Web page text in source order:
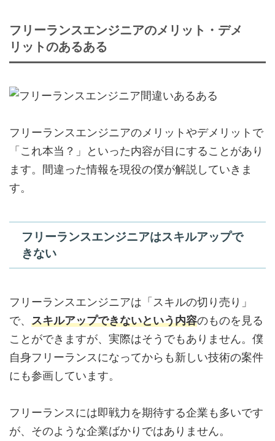
フリーランスエンジニアのメリット・デメ
リットのあるある
フリーランスエンジニアのメリットやデメリットで
「これ本当？」といった内容が目にすることがあり
ます。間違った情報を現役の僕が解説していきま
す。
フリーランスエンジニアはスキルアップで
きない
フリーランスエンジニアは「スキルの切り売り」
で、 スキルアップできないという内容のものを見る
ことができますが、実際はそうでもありません。僕
自身フリーランスになってからも新しい技術の案件
にも参画しています。
フリーランスには即戦力を期待する企業も多いです
が、そのような企業ばかりではありません。